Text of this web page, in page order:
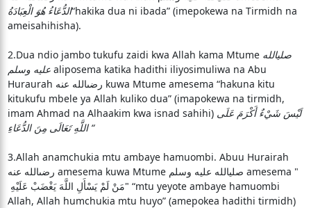
الدُّعَاءُ هُوَ الْعِبَادَةُ“hakika dua ni ibada” (imepokewa na Tirmidh na
ameisahihisha).
2.Dua ndio jambo tukufu zaidi kwa Allah kama Mtumeصليالله
عليه وسلم aliposema katika hadithi iliyosimuliwa na Abu
Huraurah رضىالله عنه kuwa Mtume amesema “hakuna kitu
kitukufu mbele ya Allah kuliko dua” (imapokewa na tirmidh,
imam Ahmad na Alhaakim kwa isnad sahihi)لَيْسَ شَيْءٌ أَكْرَمَ عَلَى
اللَّهِ تَعَالَى مِنَ الدُّعَاءِ “
3.Allah anamchukia mtu ambaye hamuombi. Abuu Hurairah
رضىالله عنه amesema kuwa Mtume صليالله عليه وسلم amesema "‏
مَنْ لَمْ يَسْأَلِ اللَّهَ يَغْضَبْ عَلَيْهِ ‏" “mtu yeyote ambaye hamuombi
Allah, Allah humchukia mtu huyo” (amepokea hadithi tirmidh)